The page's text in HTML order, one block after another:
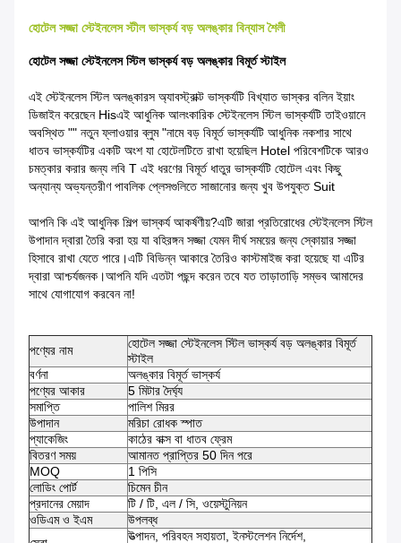
হোটেল সজ্জা স্টেইনলেস স্টীল ভাস্কর্য বড় অলঙ্কার বিন্যাস শৈলী
হোটেল সজ্জা স্টেইনলেস স্টিল ভাস্কর্য বড় অলঙ্কার বিমূর্ত স্টাইল
এই স্টেইনলেস স্টিল অলঙ্কারস অ্যাবস্ট্রাক্ট ভাস্কর্যটি বিখ্যাত ভাস্কর বলিন ইয়াং
ডিজাইন করেছেন Hisএই আধুনিক আলংকারিক স্টেইনলেস স্টিল ভাস্কর্যটি তাইওয়ানে
অবস্থিত "" নতুন ফ্লাওয়ার ব্লুম "নামে বড় বিমূর্ত ভাস্কর্যটি আধুনিক নকশার সাথে
ধাতব ভাস্কর্যটির একটি অংশ যা হোটেলটিতে রাখা হয়েছিল Hotel পরিবেশটিকে আরও
চমত্কার করার জন্য লবি T এই ধরণের বিমূর্ত ধাতুর ভাস্কর্যটি হোটেল এবং কিছু
অন্যান্য অভ্যন্তরীণ পাবলিক প্লেসগুলিতে সাজানোর জন্য খুব উপযুক্ত Suit
আপনি কি এই আধুনিক শিল্প ভাস্কর্য আকর্ষণীয়?এটি জারা প্রতিরোধের স্টেইনলেস স্টিল
উপাদান দ্বারা তৈরি করা হয় যা বহিরঙ্গন সজ্জা যেমন দীর্ঘ সময়ের জন্য স্কোয়ার সজ্জা
হিসাবে রাখা যেতে পারে।এটি বিভিন্ন আকারে তৈরিও কাস্টমাইজ করা হয়েছে যা এটির
দ্বারা আশ্চর্যজনক।আপনি যদি এতটা পছন্দ করেন তবে যত তাড়াতাড়ি সম্ভব আমাদের
সাথে যোগাযোগ করবেন না!
পণ্যের নাম
হোটেল সজ্জা স্টেইনলেস স্টিল ভাস্কর্য বড় অলঙ্কার বিমূর্ত
স্টাইল
বর্ণনা
অলঙ্কার বিমূর্ত ভাস্কর্য
পণ্যের আকার
5 মিটার দৈর্ঘ্য
সমাপ্তি
পালিশ মিরর
উপাদান
মরিচা রোধক স্পাত
প্যাকেজিং
কাঠের বাক্স বা ধাতব ফ্রেম
বিতরণ সময়
আমানত প্রাপ্তির 50 দিন পরে
MOQ
1 পিসি
লোডিং পোর্ট
চিমেন চীন
প্রদানের মেয়াদ
টি / টি, এল / সি, ওয়েস্টুনিয়ন
ওডিএম ও ইএম
উপলব্ধ
উত্পাদন, পরিবহন সহায়তা, ইনস্টলেশন নির্দেশ,